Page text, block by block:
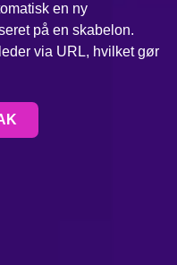
en ny
på en skabelon.
via URL, hvilket gør